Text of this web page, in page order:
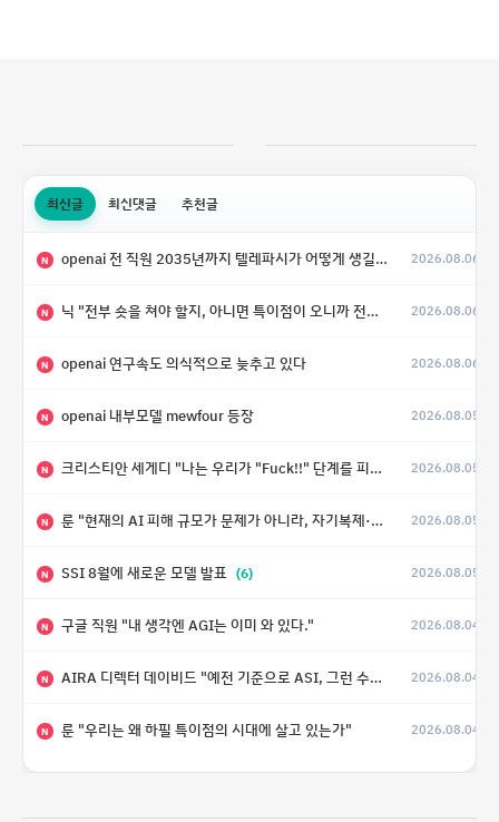
최신글 최신댓글 추천글
N openai 전 직원 2035년까지 텔레파시가 어떻게 생길 수 있는지 2026.08.06
N 닉 "전부 숏을 쳐야 할지, 아니면 특이점이 오니까 전부 롱을 쳐야 할지 모르겠다.” 2026.08.06
N openai 연구속도 의식적으로 늦추고 있다 2026.08.06
N openai 내부모델 mewfour 등장 2026.08.05
N 크리스티안 세게디 "나는 우리가 "Fuck!!" 단계를 피할 수 있기를 바랄 뿐" 2026.08.05
N 룬 "현재의 AI 피해 규모가 문제가 아니라, 자기복제·탈출·확산이 가능한 지능형 시스템의 피해에는 이론적으로 상한이 없다는 것이 문제" 2026.08.05
N SSI 8월에 새로운 모델 발표 (6) 2026.08.05
N 구글 직원 "내 생각엔 AGI는 이미 와 있다." 2026.08.04
N AIRA 디렉터 데이비드 "예전 기준으로 ASI, 그런 수준은 바로 다음 분기에 온다" 2026.08.04
N 룬 "우리는 왜 하필 특이점의 시대에 살고 있는가" 2026.08.04